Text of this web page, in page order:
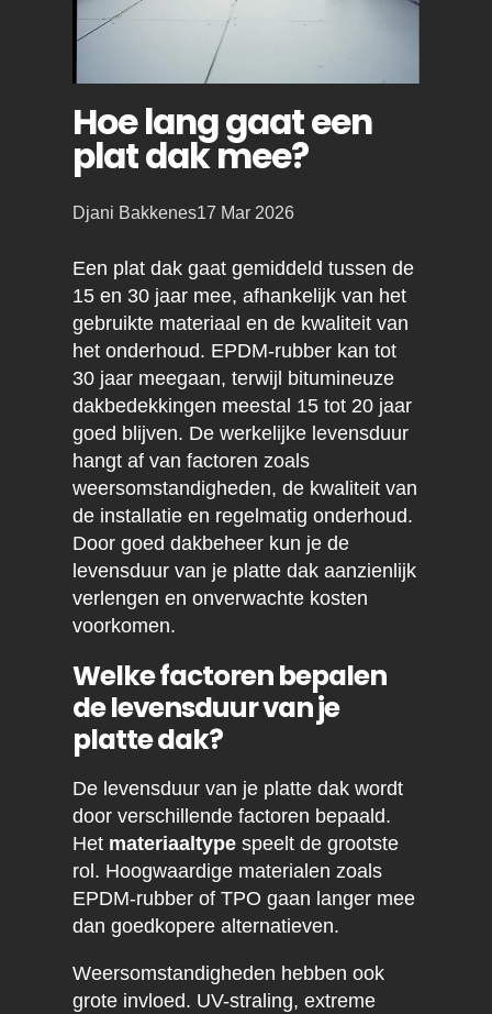
Hoe lang gaat een
plat dak mee?
Posted
Djani Bakkenes17 Mar 2026
Een plat dak gaat gemiddeld tussen de
15 en 30 jaar mee, afhankelijk van het
gebruikte materiaal en de kwaliteit van
het onderhoud. EPDM-rubber kan tot
30 jaar meegaan, terwijl bitumineuze
dakbedekkingen meestal 15 tot 20 jaar
goed blijven. De werkelijke levensduur
hangt af van factoren zoals
weersomstandigheden, de kwaliteit van
de installatie en regelmatig onderhoud.
Door goed dakbeheer kun je de
levensduur van je platte dak aanzienlijk
verlengen en onverwachte kosten
voorkomen.
Welke factoren bepalen
de levensduur van je
platte dak?
De levensduur van je platte dak wordt
door verschillende factoren bepaald.
Het materiaaltypespeelt de grootste
rol. Hoogwaardige materialen zoals
EPDM-rubber of TPO gaan langer mee
dan goedkopere alternatieven.
Weersomstandigheden hebben ook
grote invloed. UV-straling, extreme